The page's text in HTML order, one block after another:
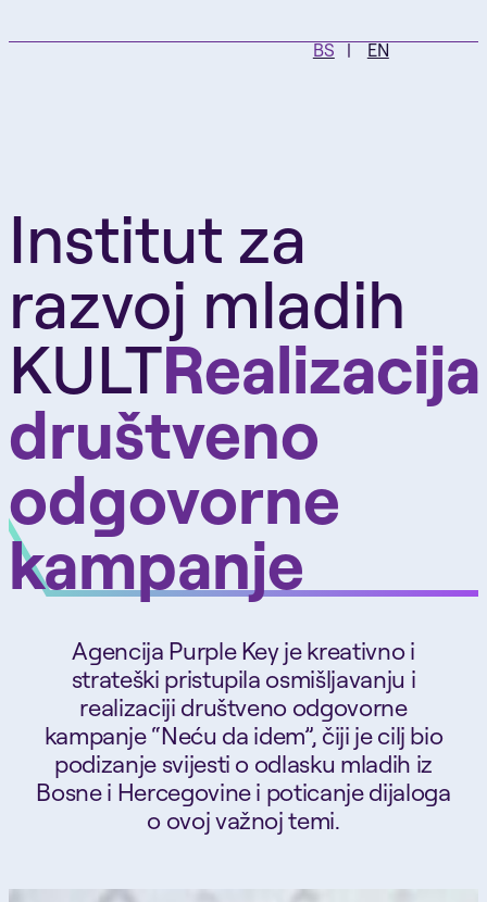
BS EN
Institut za
razvoj mladih
KULTRealizacija
društveno
odgovorne
kampanje
Agencija Purple Key je kreativno i
strateški pristupila osmišljavanju i
realizaciji društveno odgovorne
kampanje “Neću da idem”, čiji je cilj bio
podizanje svijesti o odlasku mladih iz
Bosne i Hercegovine i poticanje dijaloga
o ovoj važnoj temi.